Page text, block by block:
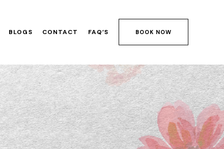
BLOGS CONTACT FAQ’S BOOK NOW